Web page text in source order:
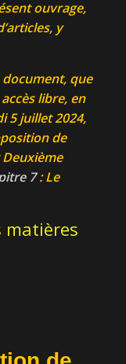
ouvrage,
y
que
libre, en
5 juillet 2024,
de
7:Le
matières